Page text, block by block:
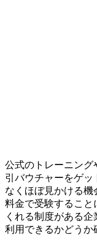
公式のトレーニング
引バウチャーをゲ
なくほぼ見かける
料金で受験すること
くれる制度がある企
利用できるかどうか